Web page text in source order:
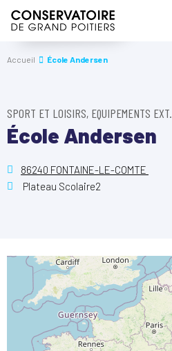
Accueil École Andersen
SPORT ET LOISIRS, EQUIPEMENTS EXT.
École Andersen
86240 FONTAINE-LE-COMTE
Plateau Scolaire2